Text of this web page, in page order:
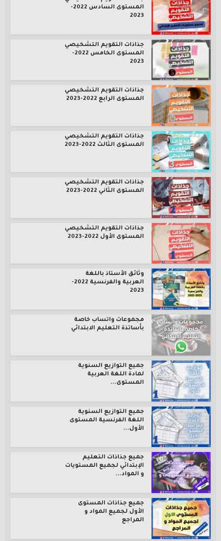
المستوى السادس 2022-
2023
جذاذات التقويم التشخيصي
المستوى الخامس 2022-
2023
جذاذات التقويم التشخيصي
المستوى الرابع 2022-2023
جذاذات التقويم التشخيصي
المستوى الثالث 2022-2023
جذاذات التقويم التشخيصي
المستوى الثاني 2022-2023
جذاذات التقويم التشخيصي
المستوى الأول 2022-2023
وثائق الأستاذ باللغة
العربية والفرنسية 2022-
2023
مجموعات واتساب خاصة
بأساتذة التعليم الابتدائي
جميع التوازيع السنوية
لمادة اللغة العربية
المستوى...
جميع التوازيع السنوية
اللغة الفرنسية المستوى
الأول...
جميع جذاذات التعليم
الإبتدائي لجميع المستويات
و المواد...
جميع جذاذات المستوى
الأول لجميع المواد و
المراجع